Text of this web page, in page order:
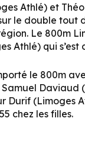
Athlé) et
sur le double
Le 800m
qui s’est
le 800m
Samuel
(Limoges
chez les filles.